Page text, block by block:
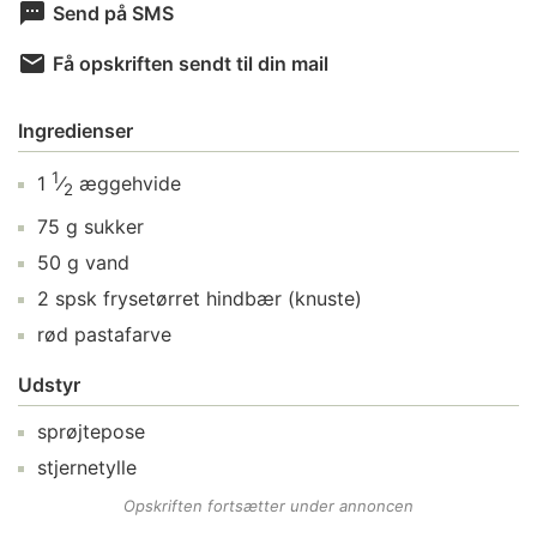
Send på SMS
Få opskriften sendt til din mail
Ingredienser
1 1⁄2 æggehvide
75 g sukker
50 g vand
2 spsk frysetørret hindbær (knuste)
rød pastafarve
Udstyr
sprøjtepose
stjernetylle
Opskriften fortsætter under annoncen